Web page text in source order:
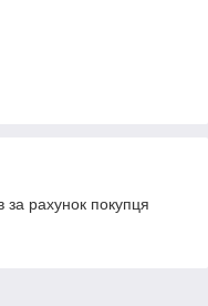
рахунок покупця